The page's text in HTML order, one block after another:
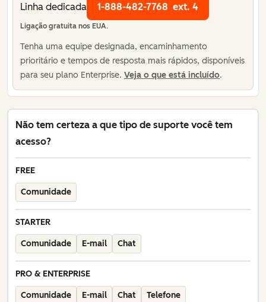
Não tem certeza a que tipo de suporte você tem
acesso?
FREE
Comunidade
STARTER
Comunidade E-mail Chat
PRO & ENTERPRISE
Comunidade E-mail Chat Telefone
Linha dedicada 1-888-482-7768 ext. 4
Ligação gratuita nos EUA.
Tenha uma equipe designada, encaminhamento
prioritário e tempos de resposta mais rápidos, disponíveis
para seu plano Enterprise. Veja o que está incluído.